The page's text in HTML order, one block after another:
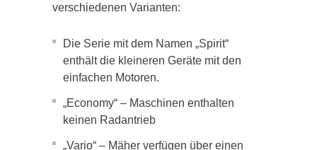
verschiedenen Varianten:
Die Serie mit dem Namen „Spirit“
enthält die kleineren Geräte mit den
einfachen Motoren.
„Economy“ – Maschinen enthalten
keinen Radantrieb
„Vario“ – Mäher verfügen über einen